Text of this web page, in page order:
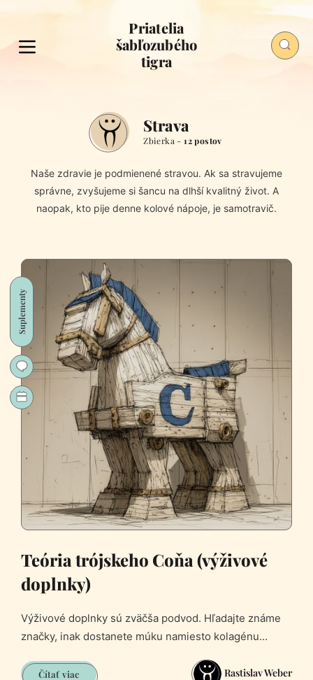
Priatelia
šabľozubého
tigra
Strava
Zbierka -12 postov
Naše zdravie je podmienené stravou. Ak sa stravujeme
správne, zvyšujeme si šancu na dlhší kvalitný život. A
naopak, kto pije denne kolové nápoje, je samotravič.
Suplementy
Teória trójskeho Coňa (výživové
doplnky)
Výživové doplnky sú zväčša podvod. Hľadajte známe
značky, inak dostanete múku namiesto kolagénu...
Čítať viacTeória
Rastislav Weber